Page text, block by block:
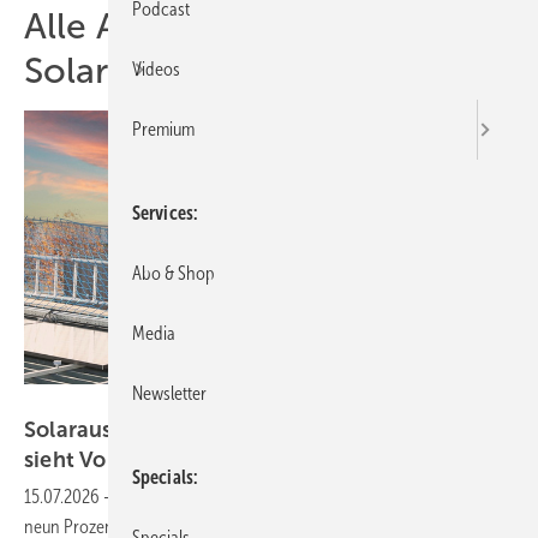
Alle Artikel zum Thema BSW
Solar
Solarausbau legt neun Prozent zu – BSW Solar
siehtVorzieheffekte
15.07.2026 -
neun Prozent mehr Solarleistung installiert als im Vorjahreszeitraum.
Podcast
Videos
Premium
Services
Abo & Shop
Media
Newsletter
Specials